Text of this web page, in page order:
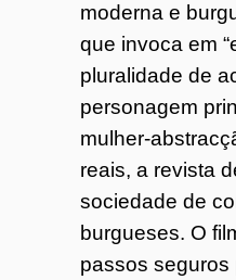
moderna e
que invoca em
pluralidade de
personagem
mulher-
reais, a revista
sociedade de
burgueses. O
passos seguros